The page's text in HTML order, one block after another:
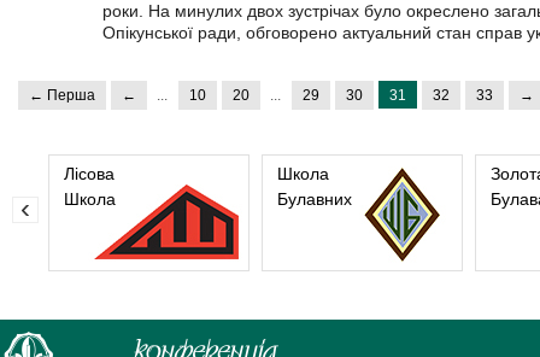
роки. На минулих двох зустрічах було окреслено
Опікунської ради, обговорено актуальний стан справ
← Перша ← ... 10 20 ... 29 30 31 32 33 →
Лісова
Школа
Школа
Булавних
‹